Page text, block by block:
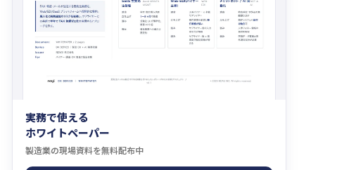
実務で使える
ホワイトペーパー
製造業の現場資料を無料配布中